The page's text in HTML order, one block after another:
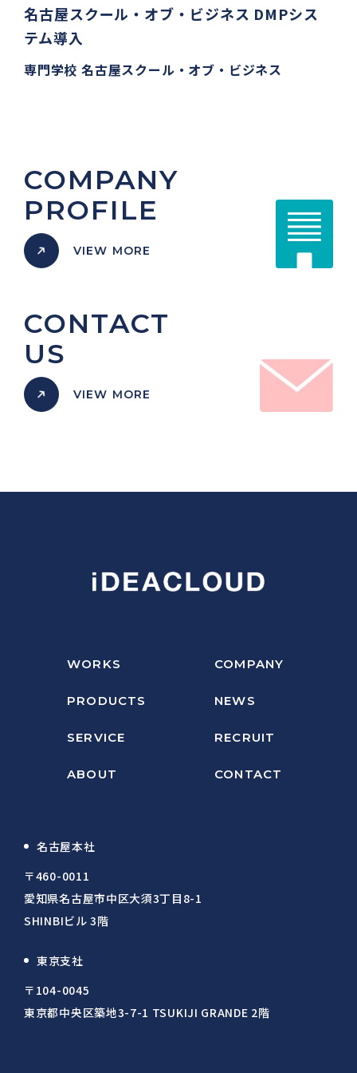
名古屋スクール・オブ・ビジネス DMPシス
テム導入
専門学校 名古屋スクール・オブ・ビジネス
COMPANY
PROFILE
VIEW MORE
CONTACT
US
VIEW MORE
WORKS COMPANY
PRODUCTS NEWS
SERVICE RECRUIT
ABOUT CONTACT
名古屋本社
〒460-0011
愛知県名古屋市中区大須3丁目8-1
SHINBIビル 3階
東京支社
〒104-0045
東京都中央区築地3-7-1 TSUKIJI GRANDE 2階